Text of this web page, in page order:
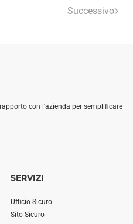
Successivo
con l'azienda per semplificare
SERVIZI
Ufficio Sicuro
Sito Sicuro